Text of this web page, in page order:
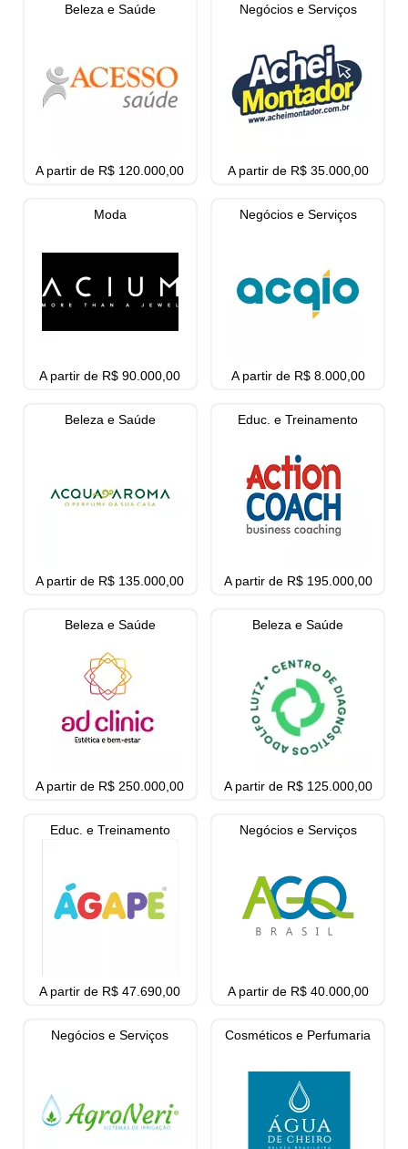
Beleza e Saúde
A partir de R$ 120.000,00
Negócios e Serviços
A partir de R$ 35.000,00
Moda
A partir de R$ 90.000,00
Negócios e Serviços
A partir de R$ 8.000,00
Beleza e Saúde
A partir de R$ 135.000,00
Educ. e Treinamento
A partir de R$ 195.000,00
Beleza e Saúde
A partir de R$ 250.000,00
Beleza e Saúde
A partir de R$ 125.000,00
Educ. e Treinamento
A partir de R$ 47.690,00
Negócios e Serviços
A partir de R$ 40.000,00
Negócios e Serviços Cosméticos e Perfumaria